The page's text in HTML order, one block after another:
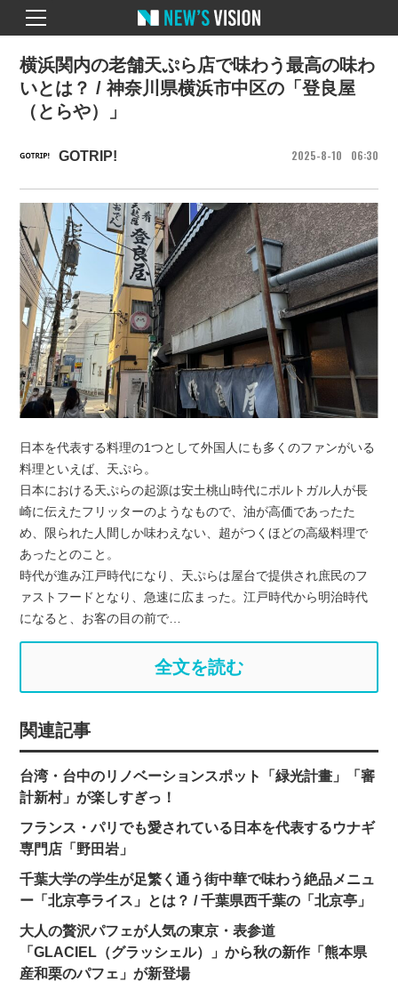
GOTRIP! 2025 8 10 06 30
横浜関内の老舗天ぷら店で味わう最高の味わ
いとは？ / 神奈川県横浜市中区の「登良屋
（とらや）」
日本を代表する料理の1つとして外国人にも多くのファンがいる
料理といえば、天ぷら。
日本における天ぷらの起源は安土桃山時代にポルトガル人が長
崎に伝えたフリッターのようなもので、油が高価であったた
め、限られた人間しか味わえない、超がつくほどの高級料理で
あったとのこと。
時代が進み江戸時代になり、天ぷらは屋台で提供され庶民のフ
ァストフードとなり、急速に広まった。江戸時代から明治時代
になると、お客の目の前で…
全文を読む
関連記事
台湾・台中のリノベーションスポット「緑光計畫」「審
計新村」が楽しすぎっ！
フランス・パリでも愛されている日本を代表するウナギ
専門店「野田岩」
千葉大学の学生が足繁く通う街中華で味わう絶品メニュ
ー「北京亭ライス」とは？ / 千葉県西千葉の「北京亭」
大人の贅沢パフェが人気の東京・表参道
「GLACIEL（グラッシェル）」から秋の新作「熊本県
産和栗のパフェ」が新登場